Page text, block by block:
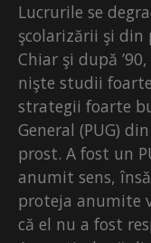
Lucrurile se
şcolarizării şi
Chiar şi după
nişte studii
strategii foarte
General (PUG)
prost. A fost un
anumit sens,
proteja anumite
că el nu a fost